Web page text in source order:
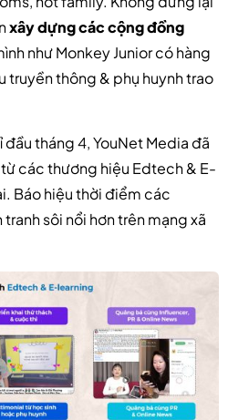
xây dựng các cộng đồng
như Monkey Junior có hàng
truyền thông & phụ huynh trao
đầu tháng 4, YouNet Media đã
các thương hiệu Edtech & E-
Báo hiệu thời điểm các
sôi nổi hơn trên mạng xã